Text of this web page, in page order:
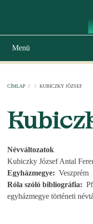
Main
navigation
Menü
CÍMLAP / / KUBICZKY JÓZSEF
Névváltozatok
Kubiczky József Antal
Egyházmegye
Veszprém
Róla szóló bibliográfia
egyházmegye történeti